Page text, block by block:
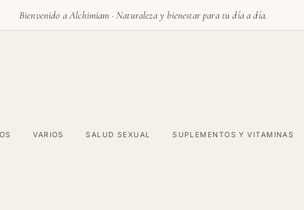
Bienvenido a Alchimiam · Naturaleza y bienestar para tu día a día.
VARIOS SALUD SEXUAL SUPLEMENTOS Y VITAMINAS